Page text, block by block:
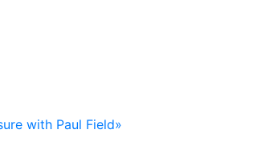
with Paul Field»